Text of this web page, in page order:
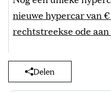
nieuwe hypercar van
rechtstreekse ode
Delen